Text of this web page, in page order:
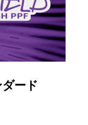
ード